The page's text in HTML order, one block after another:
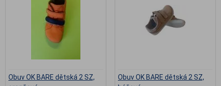
Obuv OK BARE dětská 2 SZ,
Obuv OK BARE dětská 2 SZ,